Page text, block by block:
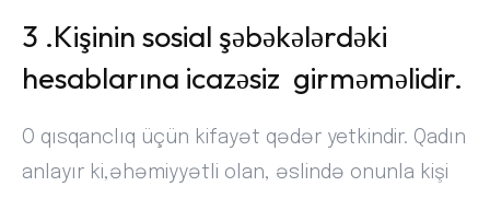
3 .Kişinin sosial şəbəkələrdəki
hesablarına icazəsiz girməməlidir.
O qısqanclıq üçün kifayət qədər yetkindir. Qadın
anlayır ki,əhəmiyyətli olan, əslində onunla kişi